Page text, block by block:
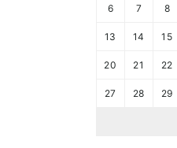
6 7 8
13 14 15
20 21 22
27 28 29